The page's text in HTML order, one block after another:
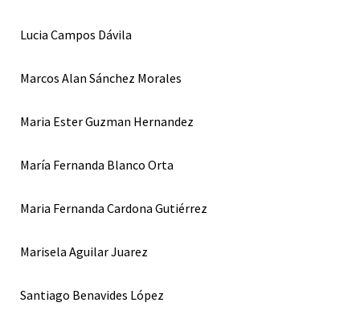
Lucia Campos Dávila
Marcos Alan Sánchez Morales
Maria Ester Guzman Hernandez
María Fernanda Blanco Orta
Maria Fernanda Cardona Gutiérrez
Marisela Aguilar Juarez
Santiago Benavides López